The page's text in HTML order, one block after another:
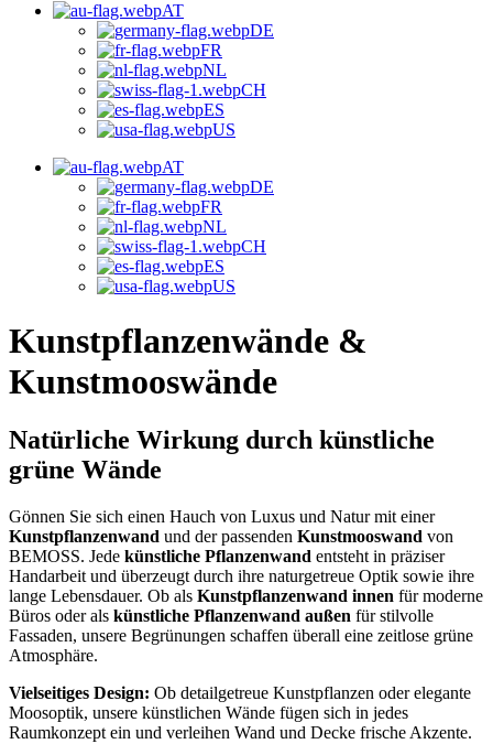
AT
DE
FR
NL
CH
ES
US
AT
DE
FR
NL
CH
ES
US
Kunstpflanzenwände &
Kunstmooswände
Natürliche Wirkung durch künstliche
grüne Wände
Gönnen Sie sich einen Hauch von Luxus und Natur mit einer
Kunstpflanzenwand und der passenden Kunstmooswand von
BEMOSS. Jede künstliche Pflanzenwand entsteht in präziser
Handarbeit und überzeugt durch ihre naturgetreue Optik sowie ihre
lange Lebensdauer. Ob als Kunstpflanzenwand innen für moderne
Büros oder als künstliche Pflanzenwand außen für stilvolle
Fassaden, unsere Begrünungen schaffen überall eine zeitlose grüne
Atmosphäre.
Vielseitiges Design: Ob detailgetreue Kunstpflanzen oder elegante
Moosoptik, unsere künstlichen Wände fügen sich in jedes
Raumkonzept ein und verleihen Wand und Decke frische Akzente.